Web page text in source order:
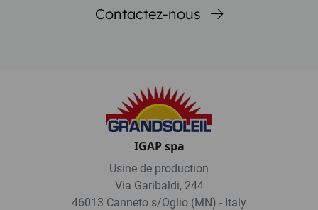
Contactez-nous
IGAP spa
Usine de production
Via Garibaldi, 244
46013 Canneto s/Oglio (MN) - Italy